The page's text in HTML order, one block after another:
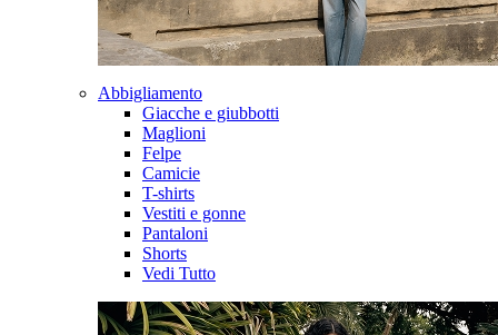
Abbigliamento
Giacche e giubbotti
Maglioni
Felpe
Camicie
T-shirts
Vestiti e gonne
Pantaloni
Shorts
Vedi Tutto